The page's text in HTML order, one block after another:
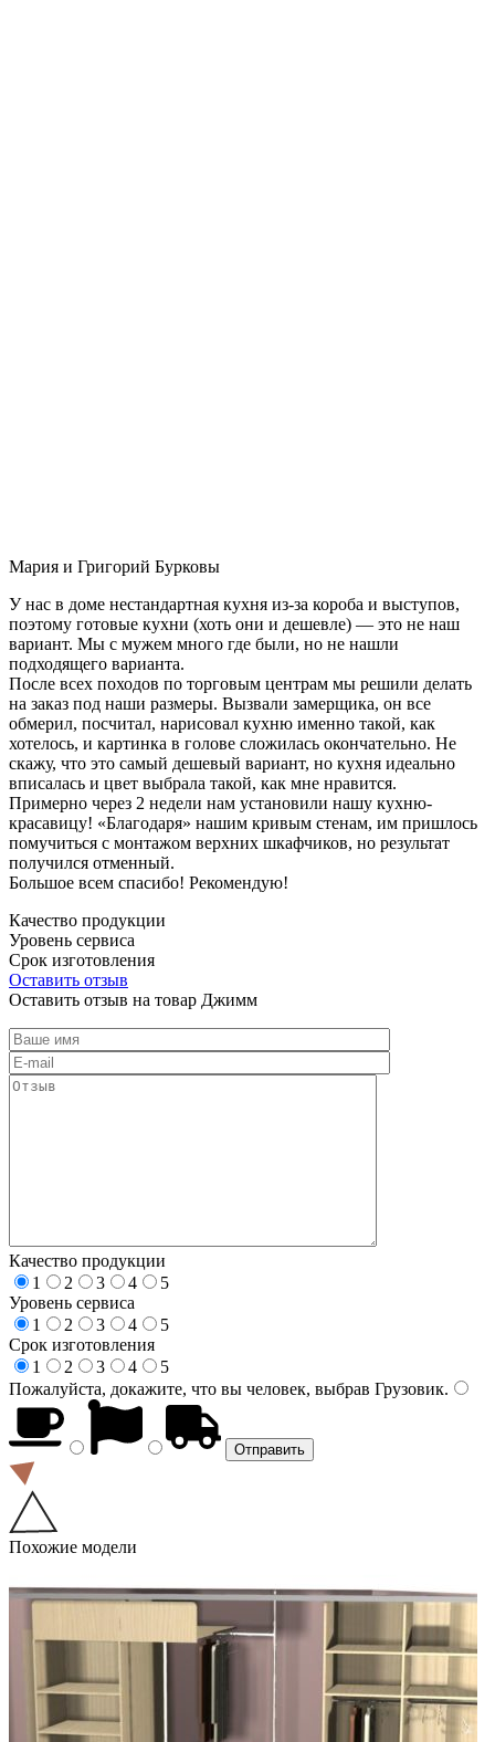
Мария и Григорий Бурковы
У нас в доме нестандартная кухня из-за короба и выступов,
поэтому готовые кухни (хоть они и дешевле) — это не наш
вариант. Мы с мужем много где были, но не нашли
подходящего варианта.
После всех походов по торговым центрам мы решили делать
на заказ под наши размеры. Вызвали замерщика, он все
обмерил, посчитал, нарисовал кухню именно такой, как
хотелось, и картинка в голове сложилась окончательно. Не
скажу, что это самый дешевый вариант, но кухня идеально
вписалась и цвет выбрала такой, как мне нравится.
Примерно через 2 недели нам установили нашу кухню-
красавицу! «Благодаря» нашим кривым стенам, им пришлось
помучиться с монтажом верхних шкафчиков, но результат
получился отменный.
Большое всем спасибо! Рекомендую!
Качество продукции
Уровень сервиса
Срок изготовления
Оставить отзыв
Оставить отзыв на товар Джимм
Качество продукции
1
2 3 4
5
Уровень сервиса
1
2 3 4
5
Срок изготовления
1
2 3 4
5
Пожалуйста, докажите, что вы человек, выбрав Грузовик.
Похожие модели